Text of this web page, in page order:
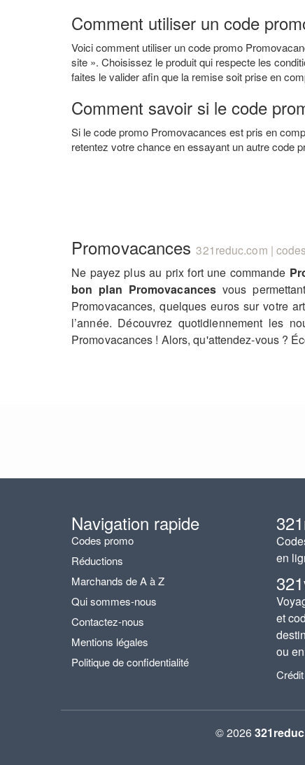
Comment utiliser un code
Voici comment utiliser un code promo
site ». Choisissez le produit qui respecte les
faites le valider afin que la remise soit prise en
Comment savoir si le code
Si le code promo Promovacances est pris en
retentez votre chance en essayant un autre code
Promovacances321reduc.com |
Ne payez plus au prix fort une commande
bon plan Promovacances vous
Promovacances, quelques euros sur votre
l’année. Découvrez quotidiennement les
Promovacances ! Alors, qu'attendez-vous ?
Navigation rapide
Codes promo
Réductions
Marchands de A à Z
Qui sommes-nous
Contactez-nous
Mentions légales
Politique de confidentialité
en
et
ou
© 2026